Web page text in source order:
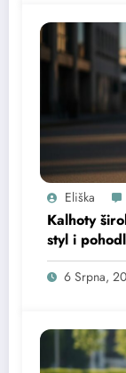
Eliška
Kalhoty
styl i
6 Srpna,